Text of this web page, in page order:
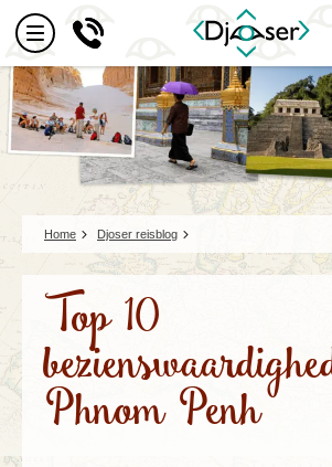
Home Djoser reisblog
Top 10
Phnom Penh